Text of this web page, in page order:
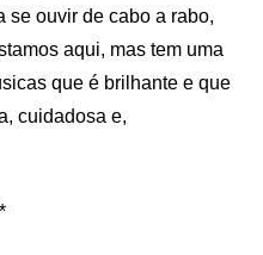
se ouvir de cabo a rabo,
aqui, mas tem uma
que é brilhante e que
cuidadosa e,